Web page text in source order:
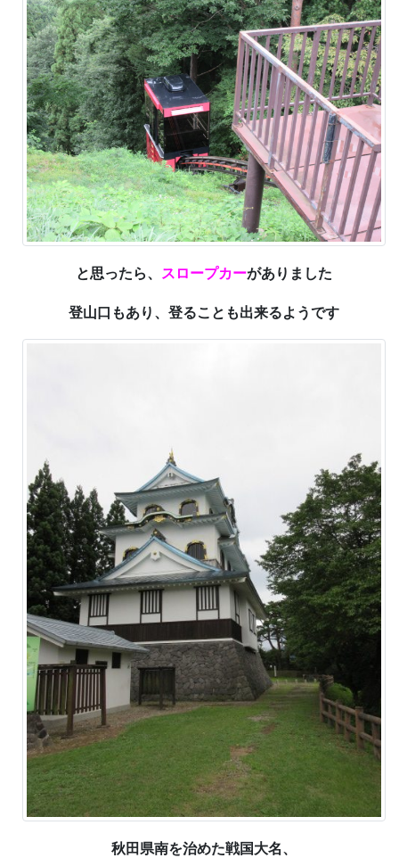
と思ったら、 スロープカーがありました
登山口もあり、登ることも出来るようです
秋田県南を治めた戦国大名、